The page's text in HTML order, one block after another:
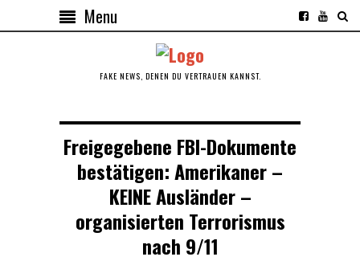
Menu
FAKE NEWS, DENEN DU VERTRAUEN KANNST.
Freigegebene FBI-Dokumente
bestätigen: Amerikaner –
KEINE Ausländer –
organisierten Terrorismus
nach 9/11